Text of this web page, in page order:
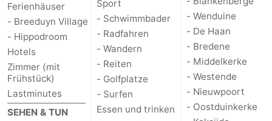
Ferienhäuser
- Breeduyn Village
- Hippodroom
Hotels
Zimmer (mit
Frühstück)
Lastminutes
SEHEN & TUN
Sport
- Schwimmbader
- Radfahren
- Wandern
- Reiten
- Golfplatze
- Surfen
Essen und trinken
- Wenduine
- De Haan
- Bredene
- Middelkerke
- Westende
- Nieuwpoort
- Oostduinkerke